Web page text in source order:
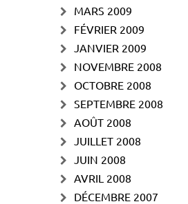
MARS 2009
FÉVRIER 2009
JANVIER 2009
NOVEMBRE 2008
OCTOBRE 2008
SEPTEMBRE 2008
AOÛT 2008
JUILLET 2008
JUIN 2008
AVRIL 2008
DÉCEMBRE 2007